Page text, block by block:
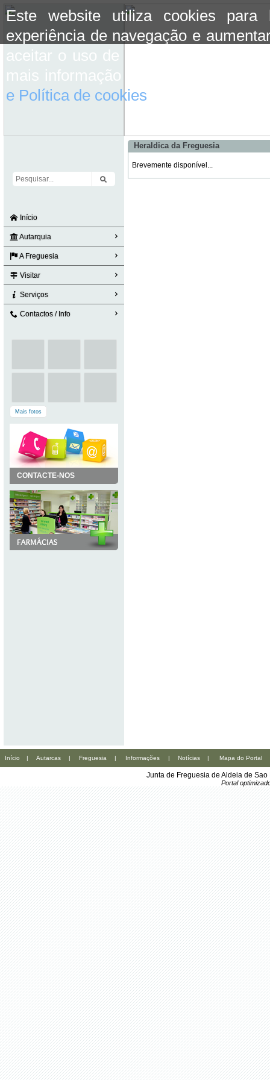
Este website utiliza cookies para
experiência de navegação e
aceitar o uso de cookies basta
mais informação consulte a
e Política de cookies
Início
Autarquia
A Freguesia
Visitar
Serviços
Contactos / Info
Mais fotos
CONTACTE-NOS
Heraldica da Freguesia
Brevemente disponível...
Início | Autarcas | Freguesia | Informações | Notícias | Mapa do Portal
Junta de Freguesia de Aldeia de
Portal